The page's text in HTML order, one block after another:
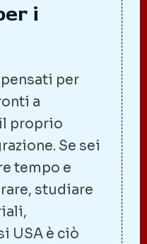
i
per
a
proprio
Se sei
tempo e
studiare
USA è ciò